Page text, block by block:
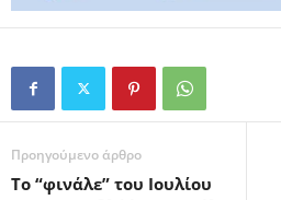
Προηγούμενο άρθρο
Το “φινάλε” του Ιουλίου